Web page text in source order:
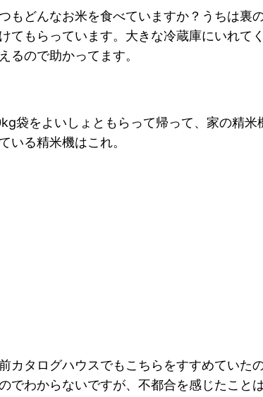
もどんなお米を食べていますか？うちは裏
てもらっています。大きな冷蔵庫にいれて
るので助かってます。
袋をよいしょともらって帰って、家の精
いる精米機はこれ。
カタログハウスでもこちらをすすめていた
でわからないですが、不都合を感じたこと